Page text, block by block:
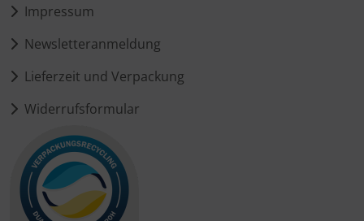
Impressum
Newsletteranmeldung
Lieferzeit und Verpackung
Widerrufsformular